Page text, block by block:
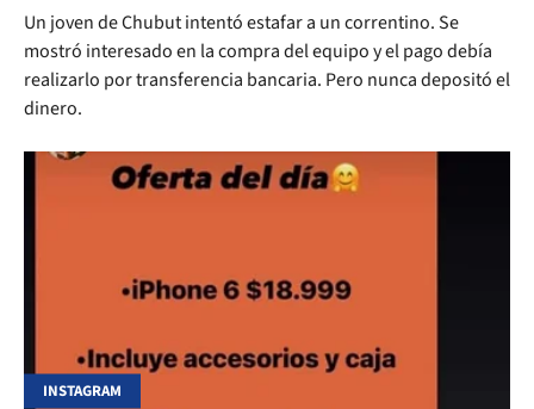
Un joven de Chubut intentó estafar a un correntino. Se
mostró interesado en la compra del equipo y el pago debía
realizarlo por transferencia bancaria. Pero nunca depositó el
dinero.
INSTAGRAM